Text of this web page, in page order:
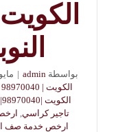
بواسطة admin
| مايو 25th, 2023
الكويت | 98970040 | صبابين شاي وقهوة
الكويت |98970040| النوبي للضيافة
تاجير كراسي
ارخص خدمة صف